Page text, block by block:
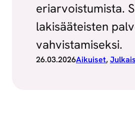
eriarvoistumista.
lakisääteisten
vahvistamiseksi.
26.03.2026Aikuiset,